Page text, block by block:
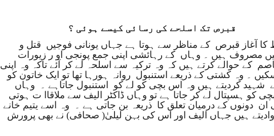
قبرص تک اسلحے کی رسائی کیسے ہوئی ؟
کے مناظر سے ہوتا ہے جہاں یونانی فوجیں قتل و
مصروف ہیں ۔ وہاں کے رہائشی اپنی جمع پونجی او ر زیورات
کے حوالے کرتے ہیں کہ وہ ترکیہ سے اسلحہ لے کر آئے تاکہ وہ اپنی
۔ وہ کشتی کے ذریعے استنبول روانہ ہورہا تھا تو ایک خاتون کو
شہید کردیتے ہیں وہ اس بچی کو لے کو استنبول جاتاہے ۔
وہاں
کو ہسپتال لے کر جاتا ہے تو وہاں ڈاکٹر الیف سے ملاقاا ت ہوتی
ان دونوں کے درمیان تعلق کا ذریعہ بن جاتی ہے ۔
وہ اسے یتیم خانے
ہیں جہاں الیف اور اس کی بہن لیلیٰ( صحافی) نے بھی پرورش